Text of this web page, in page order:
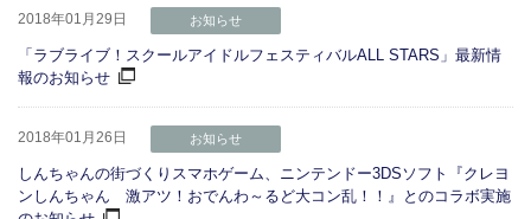
2018年01月29日 お知らせ
「ラブライブ！スクールアイドルフェスティバルALL STARS」最新情
報のお知らせ
2018年01月26日 お知らせ
しんちゃんの街づくりスマホゲーム、ニンテンドー3DSソフト『クレヨ
ンしんちゃん 激アツ！おでんわ～るど大コン乱！！』とのコラボ実施